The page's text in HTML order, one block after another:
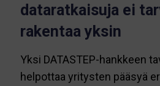
dataratkaisuja ei
rakentaa yksin
Yksi DATASTEP-hankkeen
helpottaa yritysten pääsyä